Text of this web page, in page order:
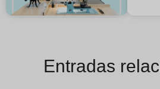
Entradas